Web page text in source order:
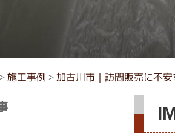
施工事例 > 加古川市｜訪問販売に不